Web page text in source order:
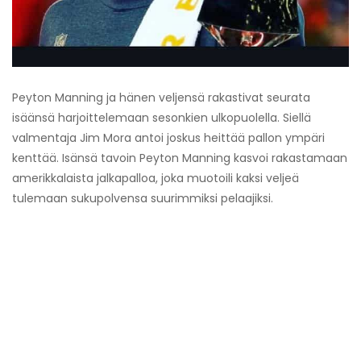
Peyton Manning ja hänen veljensä rakastivat seurata
isäänsä harjoittelemaan sesonkien ulkopuolella. Siellä
valmentaja Jim Mora antoi joskus heittää pallon ympäri
kenttää. Isänsä tavoin Peyton Manning kasvoi rakastamaan
amerikkalaista jalkapalloa, joka muotoili kaksi veljeä
tulemaan sukupolvensa suurimmiksi pelaajiksi.